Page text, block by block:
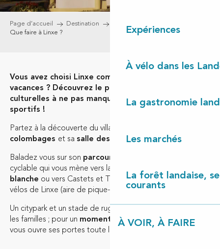
Expériences
À vélo dans les
La gastronomie
Les marchés
La forêt landaise,
courants
À VOIR, À FAIRE
Page d’accueil Destination
Que faire à Linxe ?
Vous avez choisi Linxe comme destination de
vacances ? Découvrez le patrimoine, les activités
culturelles à ne pas manquer et les équipements
sportifs !
Partez à la découverte du village avec ses
colombages et sa salle des fêtes Art déco.
Baladez vous sur son parcours de santé
cyclable qui vous mène vers la
blanche ou vers Castets et Taller avec une pause à la halte
vélos de Linxe (aire de pique-nique, jeux pour enfants,…).
Un citypark et un stade de rugby attendent les sportifs et
les familles ; pour un moment culturel, la médiathèque
vous ouvre ses portes toute l’année.